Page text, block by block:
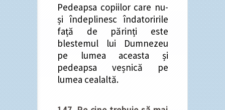
Pedeapsa copiilor care nu-
și îndeplinesc îndatoririle
față de părinți este
blestemul lui Dumnezeu
pe lumea aceasta și
pedeapsa veșnică pe
lumea cealaltă.